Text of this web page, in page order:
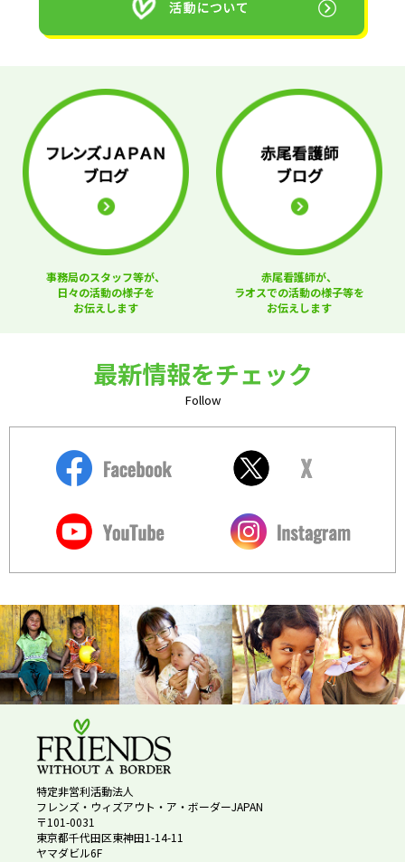
事務局のスタッフ等が、
日々の活動の様子を
お伝えします
赤尾看護師が、
ラオスでの活動の様子等を
お伝えします
最新情報をチェック
Follow
特定非営利活動法人
フレンズ・ウィズアウト・ア・ボーダーJAPAN
〒101-0031
東京都千代田区東神田1-14-11
ヤマダビル6F